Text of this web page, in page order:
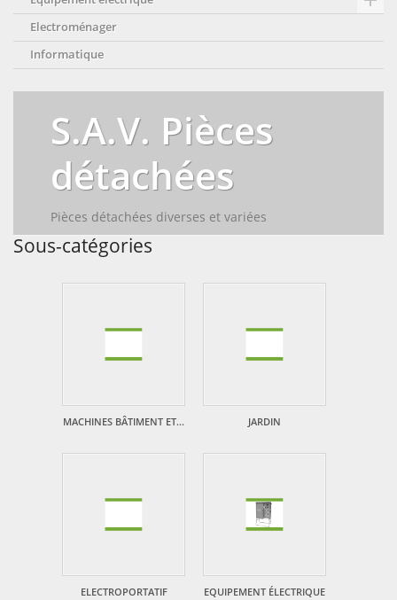
Electroménager
Informatique
S.A.V. Pièces
détachées
Pièces détachées diverses et variées
Sous-catégories
MACHINES BÂTIMENT ET... JARDIN
ELECTROPORTATIF EQUIPEMENT ÉLECTRIQUE